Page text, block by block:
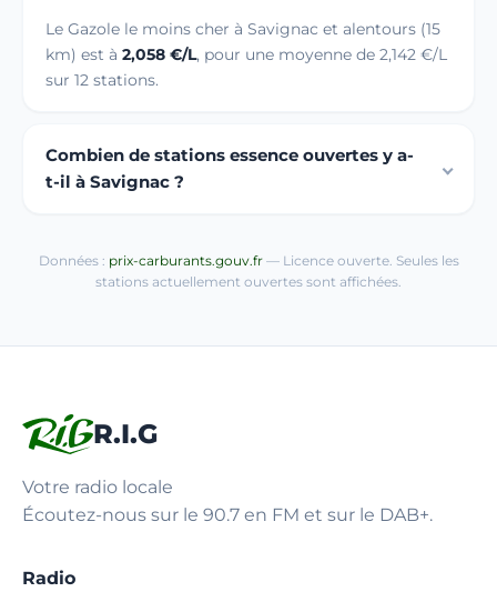
Le Gazole le moins cher à Savignac et alentours (15
km) est à 2,058 €/L, pour une moyenne de 2,142 €/L
sur 12 stations.
Combien de stations essence ouvertes y a-
t-il à Savignac ?
Données : prix-carburants.gouv.fr— Licence ouverte. Seules les
stations actuellement ouvertes sont affichées.
R.I.G
Votre radio locale
Écoutez-nous sur le 90.7 en FM et sur le DAB+.
Radio